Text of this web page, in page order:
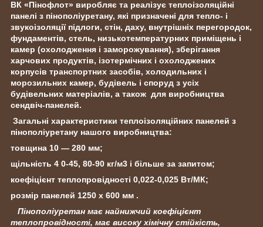
ВК «Пінофлот» виробляє та реалізує теплоізоляційні
панелі з пінополіуретану, які призначені для тепло- і
звукоізоляції підлоги, стін, даху, внутрішніх перегородок,
фундаментів, стель, низькотемпературних приміщень і
камер (охолодження і заморожування), зберігання
харчових продуктів, ізотермічних і охолоджених
корпусів транспортних засобів, холодильних і
морозильних камер, будівель і споруд з усіх
будівельних матеріалів, а також для виробництва
сендвіч-панелей.
Загальні характеристики теплоізоляційних панелей з
пінополіуретану нашого виробництва:
товщина 10 — 280 мм;
щільність 4 0-45, 80-90 кг/м3 і більше за запитом;
коефіцієнт теплопровідності 0,022-0,025 Вт/МК;
pозмір панелей 1250 х 600 мм .
Пінополіуретан має найнижчий коефіцієнт
теплопровідності, має високу хімічну стійкість,